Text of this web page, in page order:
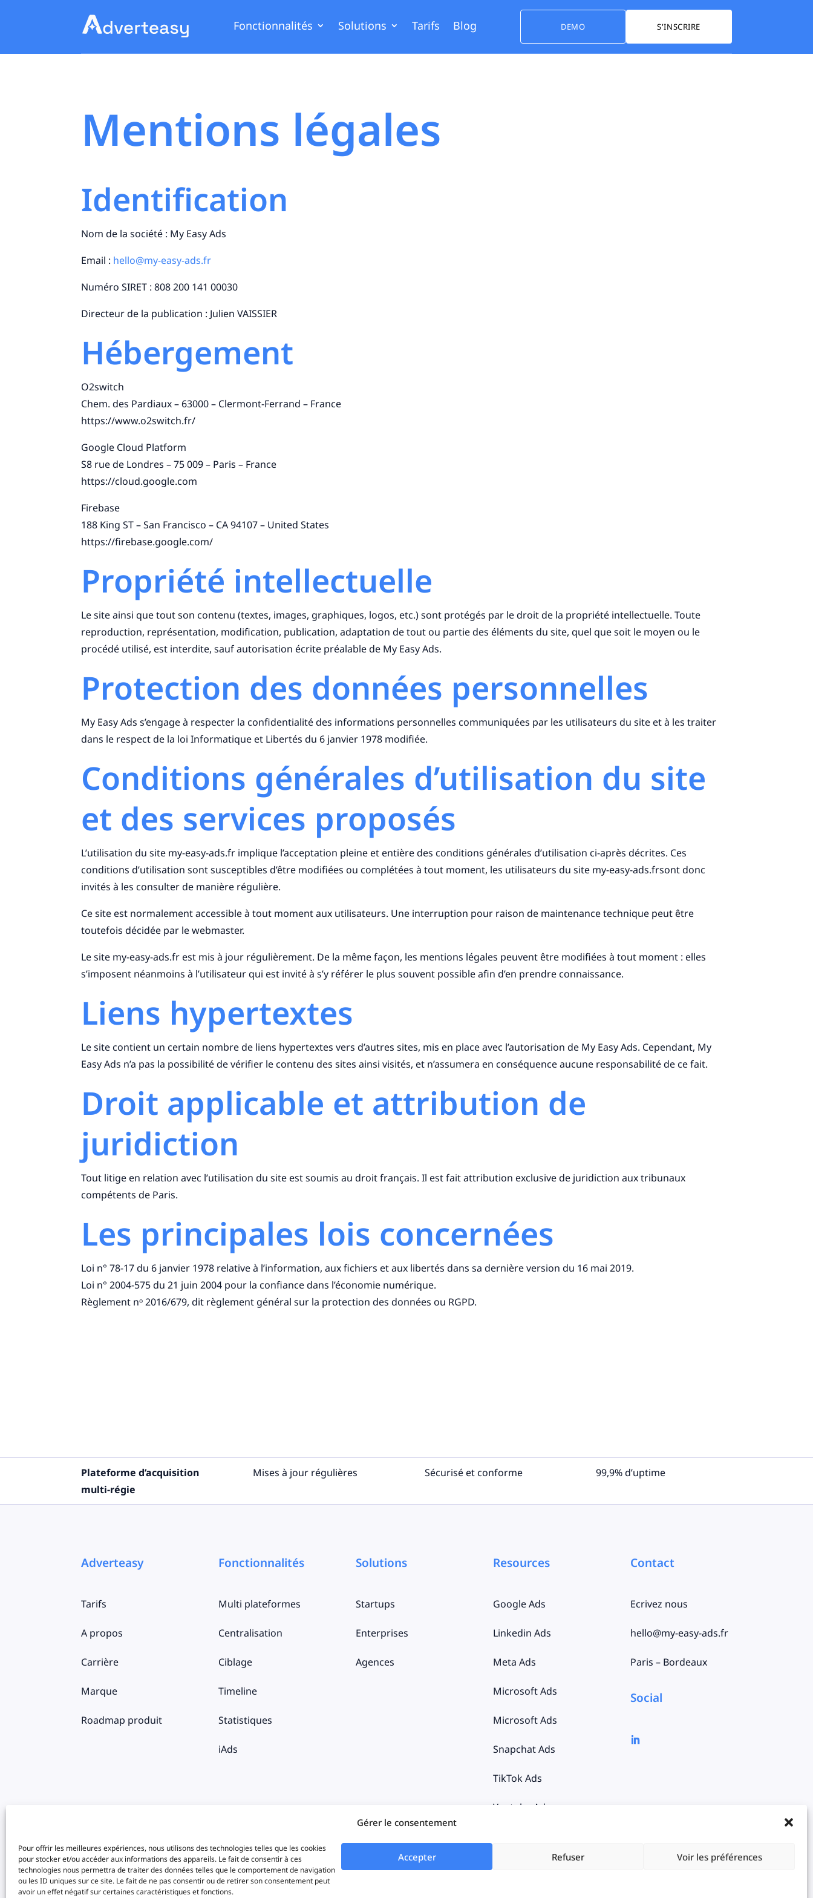
Gérer le consentement
Pour offrir les meilleures expériences, nous utilisons des technologies telles que les cookies
pour stocker et/ou accéder aux informations des appareils. Le fait de consentir à ces
technologies nous permettra de traiter des données telles que le comportement de navigation
ou les ID uniques sur ce site. Le fait de ne pas consentir ou de retirer son consentement peut
avoir un effet négatif sur certaines caractéristiques et fonctions.
Accepter Refuser Voir les préférences
Fonctionnalités Solutions Tarifs Blog DEMO S'INSCRIRE
Mentions légales
Identification
Nom de la société : My Easy Ads
Email : hello@my-easy-ads.fr
Numéro SIRET :808 200 141 00030
Directeur de la publication : Julien VAISSIER
Hébergement
O2switch
Chem. des Pardiaux – 63000 – Clermont-Ferrand – France
https://www.o2switch.fr/
Google Cloud Platform
S8 rue de Londres – 75 009 – Paris – France
https://cloud.google.com
Firebase
188 King ST – San Francisco – CA 94107 – United States
https://firebase.google.com/
Propriété intellectuelle
Le site ainsi que tout son contenu (textes, images, graphiques, logos, etc.) sont protégés par le droit de la propriété intellectuelle. Toute
reproduction, représentation, modification, publication, adaptation de tout ou partie des éléments du site, quel que soit le moyen ou le
procédé utilisé, est interdite, sauf autorisation écrite préalable de My Easy Ads.
Protection des données personnelles
My Easy Ads s’engage à respecter la confidentialité des informations personnelles communiquées par les utilisateurs du site et à les traiter
dans le respect de la loi Informatique et Libertés du 6 janvier 1978 modifiée.
Conditions générales d’utilisation du site
et des services proposés
L’utilisation du site my-easy-ads.fr implique l’acceptation pleine et entière des conditions générales d’utilisation ci-après décrites. Ces
conditions d’utilisation sont susceptibles d’être modifiées ou complétées à tout moment, les utilisateurs du site my-easy-ads.frsont donc
invités à les consulter de manière régulière.
Ce site est normalement accessible à tout moment aux utilisateurs. Une interruption pour raison de maintenance technique peut être
toutefois décidée par le webmaster.
Le site my-easy-ads.fr est mis à jour régulièrement. De la même façon, les mentions légales peuvent être modifiées à tout moment : elles
s’imposent néanmoins à l’utilisateur qui est invité à s’y référer le plus souvent possible afin d’en prendre connaissance.
Liens hypertextes
Le site contient un certain nombre de liens hypertextes vers d’autres sites, mis en place avec l’autorisation de My Easy Ads. Cependant, My
Easy Ads n’a pas la possibilité de vérifier le contenu des sites ainsi visités, et n’assumera en conséquence aucune responsabilité de ce fait.
Droit applicable et attribution de
juridiction
Tout litige en relation avec l’utilisation du site est soumis au droit français. Il est fait attribution exclusive de juridiction aux tribunaux
compétents de Paris.
Les principales lois concernées
Loi n° 78-17 du 6 janvier 1978 relative à l’information, aux fichiers et aux libertés dans sa dernière version du 16 mai 2019.
Loi n° 2004-575 du 21 juin 2004 pour la confiance dans l’économie numérique.
Règlement nᵒ 2016/679, dit règlement général sur la protection des données ou RGPD.
Plateforme d’acquisition
multi-régie
Mises à jour régulières Sécurisé et conforme 99,9% d’uptime
Adverteasy
Tarifs
A propos
Carrière
Marque
Roadmap produit
Fonctionnalités
Multi plateformes
Centralisation
Ciblage
Timeline
Statistiques
iAds
Solutions
Startups
Enterprises
Agences
Resources
Google Ads
Linkedin Ads
Meta Ads
Microsoft Ads
Microsoft Ads
Snapchat Ads
TikTok Ads
Youtube Ads
Contact
Ecrivez nous
hello@my-easy-ads.fr
Paris – Bordeaux
Social
Copyright © 2023-2026 My Easy Ads Politique de cookies